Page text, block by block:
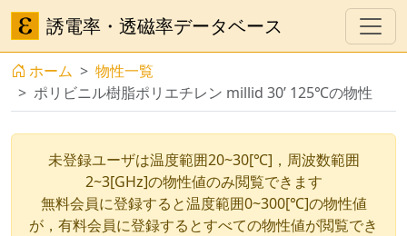
誘電率・透磁率データベース
ホーム
物性一覧
ポリビニル樹脂ポリエチレン millid 30’ 125℃の物性
未登録ユーザは温度範囲20~30[℃]，周波数範囲
2~3[GHz]の物性値のみ閲覧できます
無料会員に登録すると温度範囲0~300[℃]の物性値
が，有料会員に登録するとすべての物性値が閲覧でき